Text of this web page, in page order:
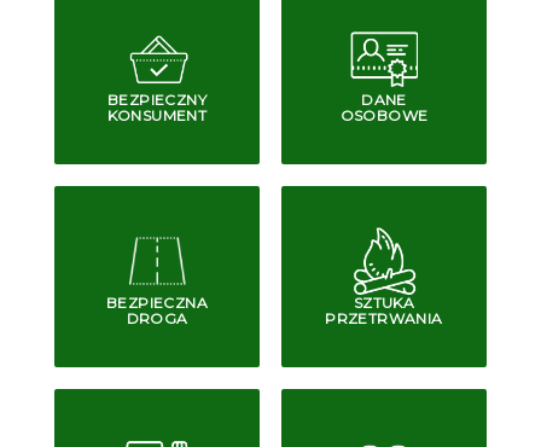
BEZPIECZNY
KONSUMENT
DANE
OSOBOWE
BEZPIECZNA
DROGA
SZTUKA
PRZETRWANIA